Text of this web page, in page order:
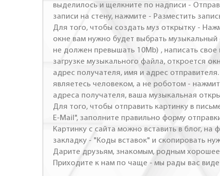
выделилось и щелкните по надписи -
записи на стену, нажмите - Разместить
Для того, чтобы создать муз открытку -
окне вам нужно будет выбрать
не должен превышать 10Mb) , написать
загрузке музыкального файла, откроется
адрес получателя, имя и адрес
являетесь человеком, а не роботом -
адреса получателя, ваша музыкальная
Для того, чтобы отправить картинку в
E-Mail", заполните правильно форму
Картинку с сайта можно вставить в блог,
закладку - "Коды вставок" и скопировать
Дарите друзьям, знакомым, родным
Приходите к нам по чаще - мы рады вас